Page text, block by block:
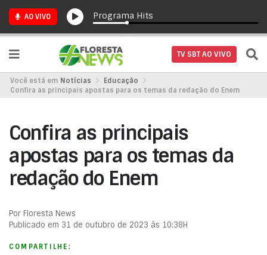
AO VIVO Programa Hits
TV SBT AO VIVO
Você está em Notícias
Educação
Confira as principais apostas para os temas da redação do Enem
Confira as principais
apostas para os temas da
redação do Enem
Por Floresta News
Publicado em 31 de outubro de 2023 às 10:38H
COMPARTILHE: